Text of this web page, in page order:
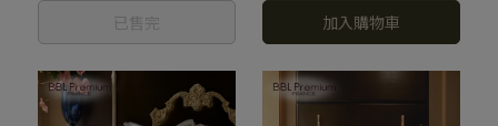
已售完 加入購物車